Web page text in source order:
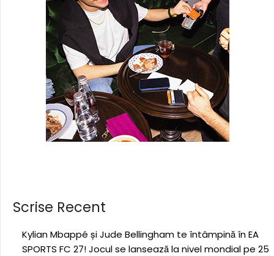
Scrise Recent
Kylian Mbappé și Jude Bellingham te întâmpină în EA
SPORTS FC 27! Jocul se lansează la nivel mondial pe 25